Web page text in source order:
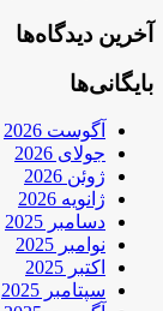
آخرین دیدگاه‌ها
بایگانی‌ها
آگوست 2026
جولای 2026
ژوئن 2026
ژانویه 2026
دسامبر 2025
نوامبر 2025
اکتبر 2025
سپتامبر 2025